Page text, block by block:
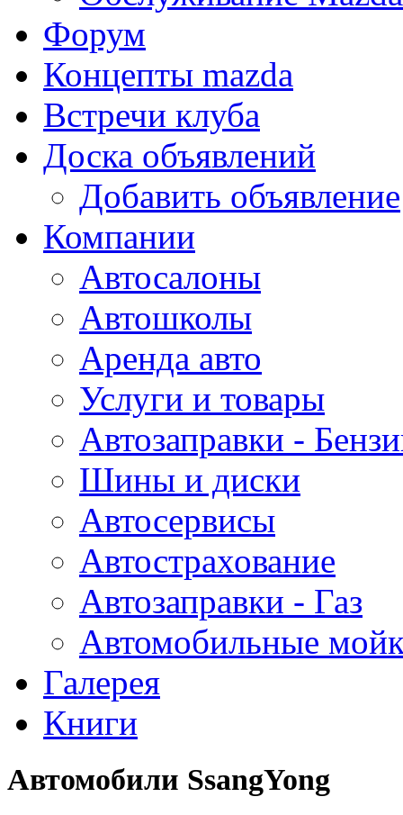
Форум
Концепты mazda
Встречи клуба
Доска объявлений
Добавить объявление
Компании
Автосалоны
Автошколы
Аренда авто
Услуги и товары
Автозаправки -
Шины и диски
Автосервисы
Автострахование
Автозаправки - Газ
Автомобильные
Галерея
Книги
Автомобили SsangYong